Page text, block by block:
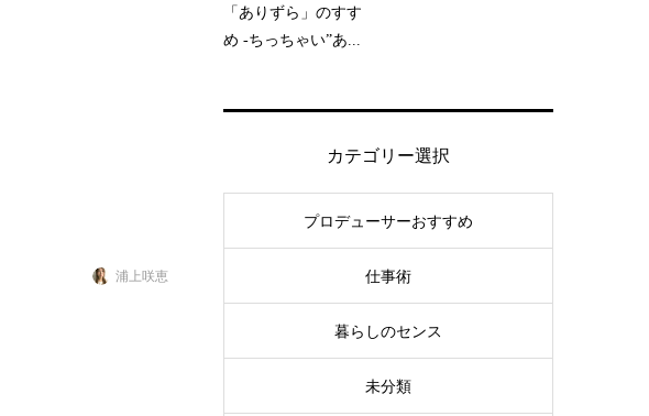
浦上咲恵
「ありずら」のすす
め -ちっちゃい”あ...
カテゴリー選択
プロデューサーおすすめ
仕事術
暮らしのセンス
未分類